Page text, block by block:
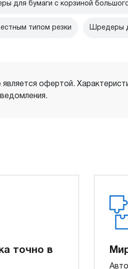
для бумаги с корзиной
типом резки Шредеры
офертой.
точно в